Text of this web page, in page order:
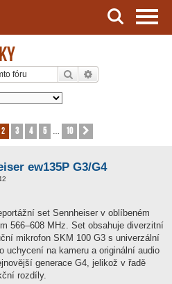
Hledat
2 3 4 5 10
ew135P G3/G4
set Sennheiser v oblíbeném
566–608 MHz. Set obsahuje diverzitní
mikrofon SKM 100 G3 s univerzální
uchycení na kameru a originální audio
generace G4, jelikož v řadě
rozdíly.